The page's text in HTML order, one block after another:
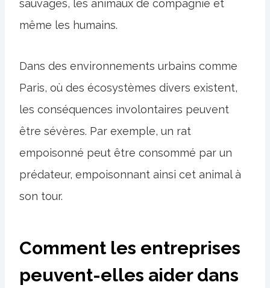
sauvages, les animaux de compagnie et
même les humains.
Dans des environnements urbains comme
Paris, où des écosystèmes divers existent,
les conséquences involontaires peuvent
être sévères. Par exemple, un rat
empoisonné peut être consommé par un
prédateur, empoisonnant ainsi cet animal à
son tour.
Comment les entreprises
peuvent-elles aider dans